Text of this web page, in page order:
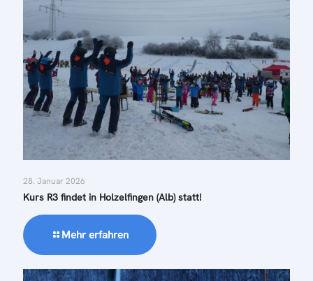
28. Januar 2026
Kurs R3 findet in Holzelfingen (Alb) statt!
Mehr erfahren